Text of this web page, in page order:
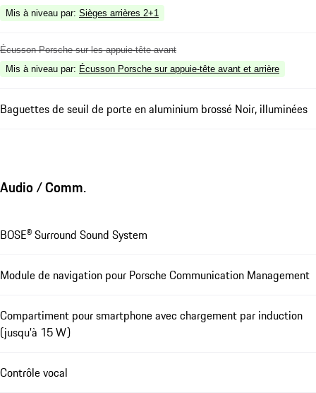
Mis à niveau par: Sièges arrières 2+1
Écusson Porsche sur les appuie-tête avant
Mis à niveau par: Écusson Porsche sur appuie-tête avant et arrière
Baguettes de seuil de porte en aluminium brossé Noir, illuminées
Audio / Comm.
BOSE® Surround Sound System
Module de navigation pour Porsche Communication Management
Compartiment pour smartphone avec chargement par induction
(jusqu'à 15 W)
Contrôle vocal